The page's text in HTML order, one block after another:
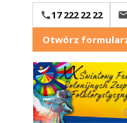
17 222 22 22
Otwórz